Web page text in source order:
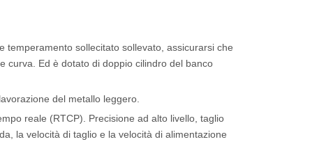
temperamento sollecitato sollevato, assicurarsi che
curva. Ed è dotato di doppio cilindro del banco
del metallo leggero.
reale (RTCP). Precisione ad alto livello, taglio
la velocità di taglio e la velocità di alimentazione